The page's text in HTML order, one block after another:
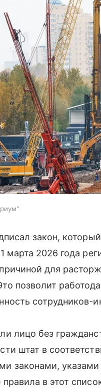
закон,
марта 2026 года
для
позволит
сотрудников-
лицо без
штат в
законами, указами
в этот